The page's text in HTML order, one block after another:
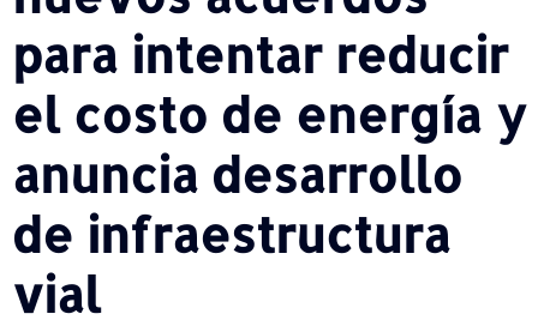
para intentar reducir
el costo de energía y
anuncia desarrollo
de infraestructura
vial